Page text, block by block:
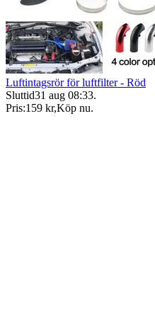
Luftintagsrör för luftfilter - Röd
Sluttid31 aug 08:33.
Pris:159 kr,Köp nu.